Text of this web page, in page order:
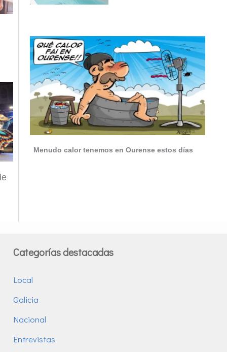
Menudo calor tenemos en Ourense estos días
Categorías destacadas
Local
Galicia
Nacional
Entrevistas